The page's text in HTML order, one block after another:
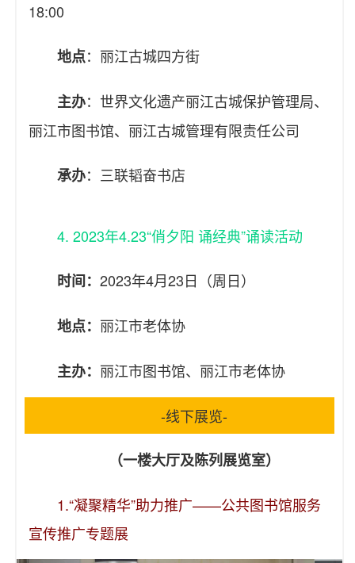
18:00
地点：丽江古城四方街
主办：世界文化遗产丽江古城保护管理局、
丽江市图书馆、丽江古城管理有限责任公司
承办：三联韬奋书店
4. 2023年4.23“俏夕阳 诵经典”诵读活动
时间： 2023年4月23日（周日）
地点： 丽江市老体协
主办： 丽江市图书馆、丽江市老体协
-线下展览-
（一楼大厅及陈列展览室）
1.“凝聚精华”助力推广——公共图书馆服务
宣传推广专题展